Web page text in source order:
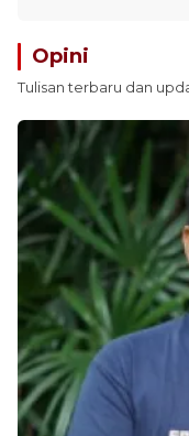
Opini
Tulisan terbaru dan